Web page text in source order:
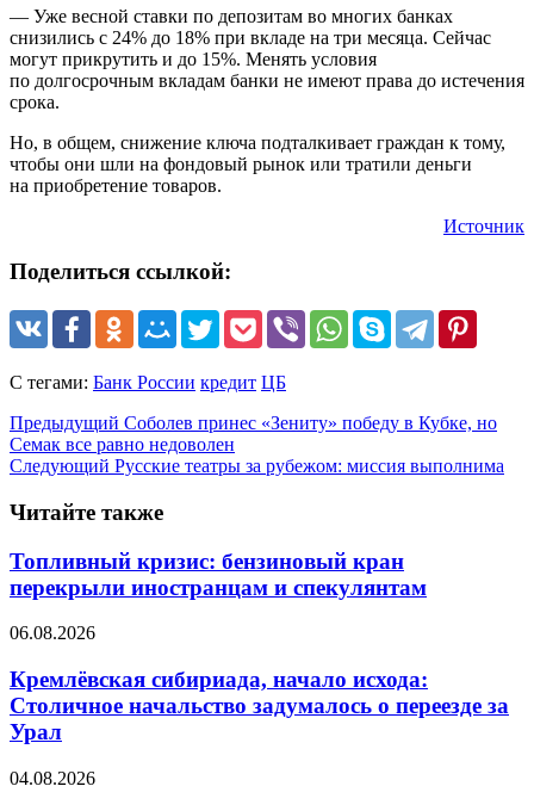
— Уже весной ставки по депозитам во многих банках
снизились с 24% до 18% при вкладе на три месяца. Сейчас
могут прикрутить и до 15%. Менять условия
по долгосрочным вкладам банки не имеют права до истечения
срока.
Но, в общем, снижение ключа подталкивает граждан к тому,
чтобы они шли на фондовый рынок или тратили деньги
на приобретение товаров.
Источник
Поделиться ссылкой:
С тегами: Банк России кредит ЦБ
Предыдущий Соболев принес «Зениту» победу в Кубке, но
Семак все равно недоволен
Следующий Русские театры за рубежом: миссия выполнима
Читайте также
Топливный кризис: бензиновый кран
перекрыли иностранцам и спекулянтам
06.08.2026
Кремлёвская сибириада, начало исхода:
Столичное начальство задумалось о переезде за
Урал
04.08.2026